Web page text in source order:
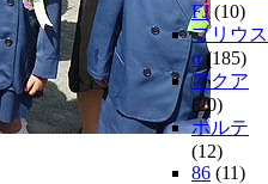
FJ(10)
プリウス
α(185)
アクア
(20)
ポルテ
(12)
86 (11)